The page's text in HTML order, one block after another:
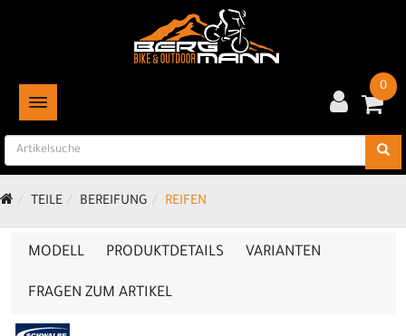
TOGGLE NAVIGATION
0
TEILE BEREIFUNG REIFEN
MODELL PRODUKTDETAILS VARIANTEN
FRAGEN ZUM ARTIKEL